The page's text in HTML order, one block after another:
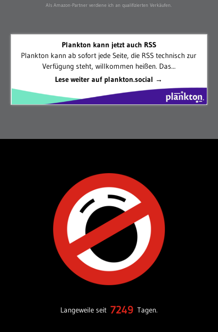
Als Amazon-Partner verdiene ich an qualifizierten Verkäufen.
Plankton kann jetzt auch RSS
Plankton kann ab sofort jede Seite, die RSS technisch zur
Verfügung steht, willkommen heißen. Das...
Lese weiter auf plankton.social →
Langeweile seit 7249 Tagen.